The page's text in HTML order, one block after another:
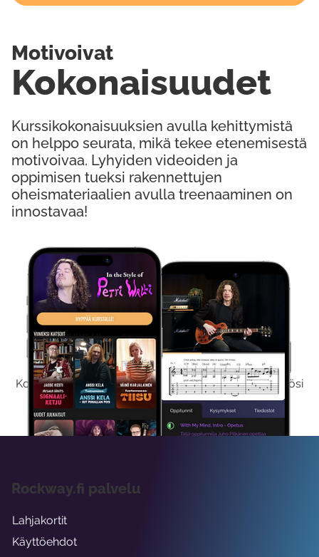
Kokeile Ilmaiseksi
Kokeilemalla ilmaiseksi saat koko sisältömme käyttöösi
viikon ajaksi.
Kurssikokonaisuuksien avulla kehittymistä
on helppo seurata, mikä tekee etenemisestä
motivoivaa. Lyhyiden videoiden ja
oppimisen tueksi rakennettujen
oheismateriaalien avulla treenaaminen on
innostavaa!
Kokonaisuudet
Motivoivat
Rockway.fi palvelu
Lahjakortit
Käyttöehdot